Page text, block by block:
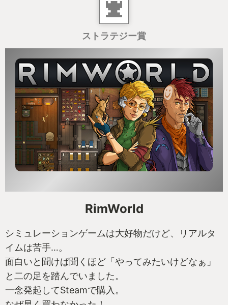
ストラテジー賞
RimWorld
シミュレーションゲームは大好物だけど、リアルタ
イムは苦手…。
面白いと聞けば聞くほど「やってみたいけどなぁ」
と二の足を踏んでいました。
一念発起してSteamで購入。